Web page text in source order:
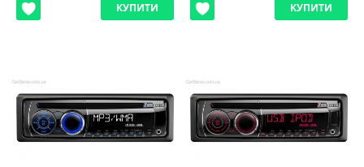
КУПИТИ КУПИТИ